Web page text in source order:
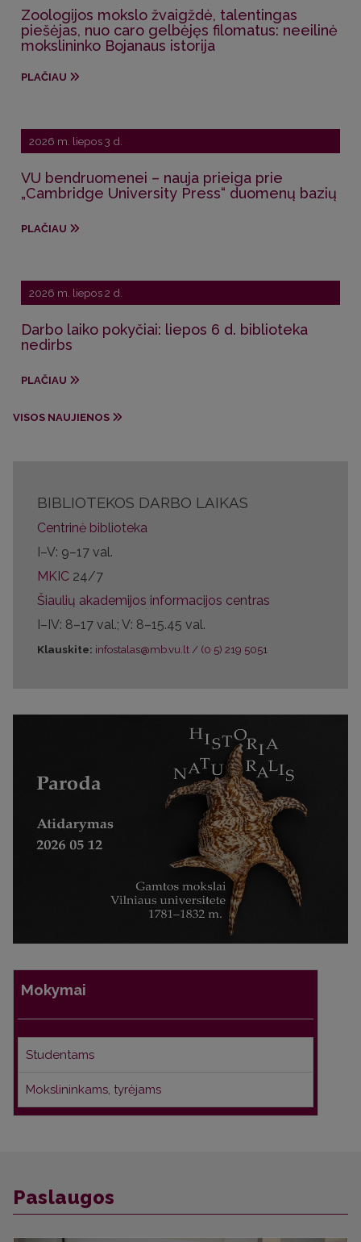
Zoologijos mokslo žvaigždė, talentingas
piešėjas, nuo caro gelbėjęs filomatus: neeilinė
mokslininko Bojanaus istorija
PLAČIAU
2026 m. liepos 3 d.
VU bendruomenei – nauja prieiga prie
„Cambridge University Press“ duomenų bazių
PLAČIAU
2026 m. liepos 2 d.
Darbo laiko pokyčiai: liepos 6 d. biblioteka
nedirbs
PLAČIAU
VISOS NAUJIENOS
BIBLIOTEKOS DARBO LAIKAS
Centrinė biblioteka
I–V: 9–17 val.
MKIC 24/7
Šiaulių akademijos informacijos centras
I–IV: 8–17 val.; V: 8–15.45 val.
Klauskite: infostalas@mb.vu.lt / (0 5) 219 5051
Mokymai
Studentams
Mokslininkams, tyrėjams
Paslaugos